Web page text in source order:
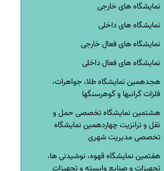
نمایشگاه های خارجی
نمایشگاه های داخلی
نمایشگاه های فعال خارجی
نمایشگاه های فعال داخلی
هجدهمین نمایشگاه طلا، جواهرات،
فلزات گرانبها و گوهرسنگها
هشتمین نمایشگاه تخصصی حمل و
نقل و ترانزیت چهاردهمین نمایشگاه
تخصصی مدیریت شهری
هفتمین نمایشگاه قهوه، نوشیدنی ها،
تجهیزات و صنایع وابسته و تجهیزات